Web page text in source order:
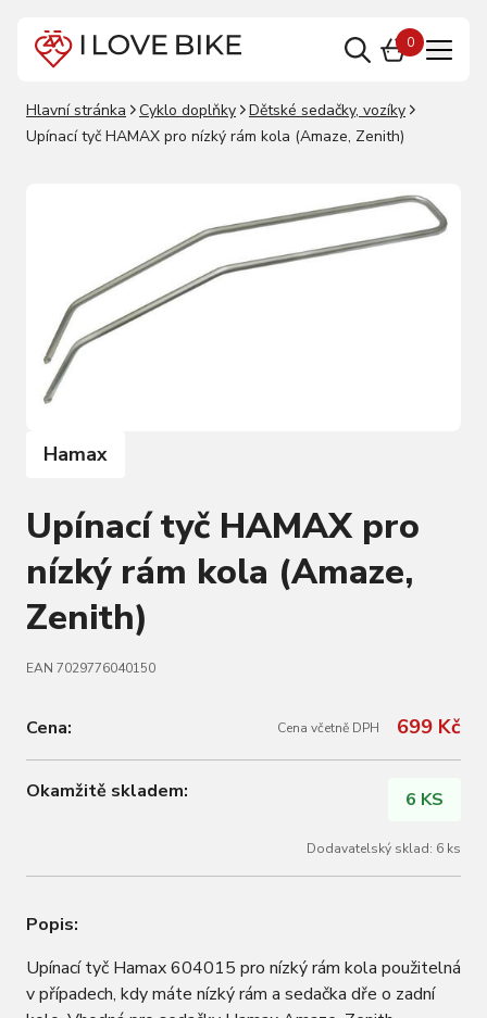
0
Hlavní stránka Cyklo doplňky
Dětské sedačky, vozíky
Upínací tyč HAMAX pro nízký rám kola (Amaze, Zenith)
Hamax
Upínací tyč HAMAX pro
nízký rám kola (Amaze,
Zenith)
EAN 7029776040150
Cena: Cena včetně DPH 699 Kč
Okamžitě skladem: 6 KS
Dodavatelský sklad: 6 ks
Popis:
Upínací tyč Hamax 604015 pro nízký rám kola použitelná
v případech, kdy máte nízký rám a sedačka dře o zadní